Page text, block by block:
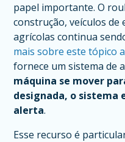
papel importante. O
construção, veículos
agrícolas continua
mais sobre este tópico
fornece um sistema de
máquina se mover
designada, o sistema
alerta.
Esse recurso é